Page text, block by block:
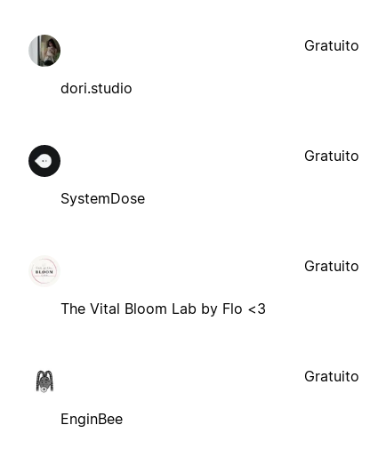
dori.studio
Gratuito
SystemDose
Gratuito
The Vital Bloom Lab by Flo <3
Gratuito
EnginBee
Gratuito